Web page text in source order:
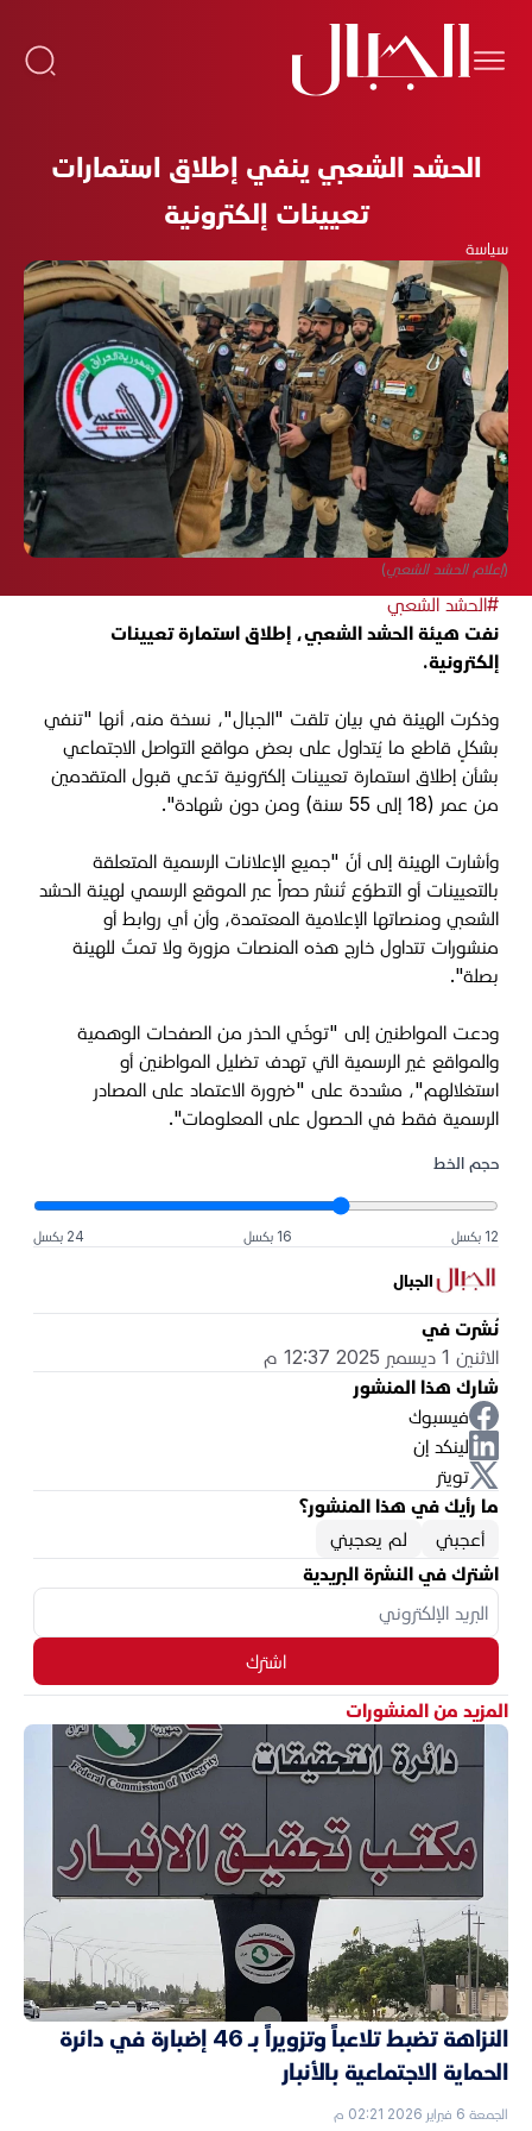
الحشد الشعبي ينفي إطلاق استمارات
تعيينات إلكترونية
سياسة
(إعلام الحشد الشعبي)
#الحشد الشعبي
نفت هيئة الحشد الشعبي، إطلاق استمارة تعيينات
إلكترونية.
وذكرت الهيئة في بيان تلقت "الجبال"، نسخة منه، أنها "تنفي
بشكلٍ قاطع ما يُتداول على بعض مواقع التواصل الاجتماعي
بشأن إطلاق استمارة تعيينات إلكترونية تدّعي قبول المتقدمين
من عمر (18 إلى 55 سنة) ومن دون شهادة".
وأشارت الهيئة إلى أنّ "جميع الإعلانات الرسمية المتعلقة
بالتعيينات أو التطوّع تُنشر حصراً عبر الموقع الرسمي لهيئة الحشد
الشعبي ومنصاتها الإعلامية المعتمدة، وأن أي روابط أو
منشورات تتداول خارج هذه المنصات مزورة ولا تمتّ للهيئة
بصلة".
ودعت المواطنين إلى "توخّي الحذر من الصفحات الوهمية
والمواقع غير الرسمية التي تهدف تضليل المواطنين أو
استغلالهم"، مشددة على "ضرورة الاعتماد على المصادر
الرسمية فقط في الحصول على المعلومات".
حجم الخط
12 بكسل 16 بكسل 24 بكسل
الجبال
نُشرت في
الاثنين 1 ديسمبر 2025 12:37 م
شارك هذا المنشور
فيسبوك
لينكد إن
تويتر
ما رأيك في هذا المنشور؟
أعجبني
لم يعجبني
اشترك في النشرة البريدية
اشترك
المزيد من المنشورات
النزاهة تضبط تلاعباً وتزويراً بـ 46 إضبارة في دائرة
الحماية الاجتماعية بالأنبار
الجمعة 6 فبراير 2026 02:21 م